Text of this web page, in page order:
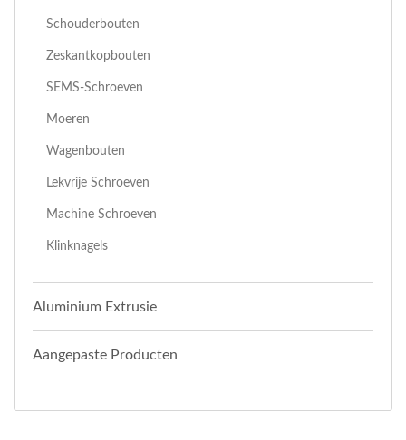
Schouderbouten
Zeskantkopbouten
SEMS-Schroeven
Moeren
Wagenbouten
Lekvrije Schroeven
Machine Schroeven
Klinknagels
Aluminium Extrusie
Aangepaste Producten